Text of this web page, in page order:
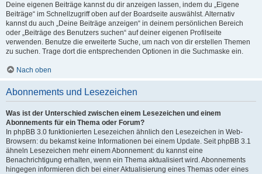
Deine eigenen Beiträge kannst du dir anzeigen lassen, indem du „Eigene
Beiträge“ im Schnellzugriff oben auf der Boardseite auswählst. Alternativ
kannst du auch „Deine Beiträge anzeigen“ in deinem persönlichen Bereich
oder „Beiträge des Benutzers suchen“ auf deiner eigenen Profilseite
verwenden. Benutze die erweiterte Suche, um nach von dir erstellen Themen
zu suchen. Trage dort die entsprechenden Optionen in die Suchmaske ein.
Nach oben
Abonnements und Lesezeichen
Was ist der Unterschied zwischen einem Lesezeichen und einem
Abonnements für ein Thema oder Forum?
In phpBB 3.0 funktionierten Lesezeichen ähnlich den Lesezeichen in Web-
Browsern: du bekamst keine Informationen bei einem Update. Seit phpBB 3.1
ähneln Lesezeichen mehr einem Abonnement: du kannst eine
Benachrichtigung erhalten, wenn ein Thema aktualisiert wird. Abonnements
hingegen informieren dich bei einer Aktualisierung eines Themas oder eines